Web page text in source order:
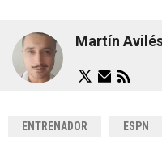
Martín
ENTRENADOR ESPN